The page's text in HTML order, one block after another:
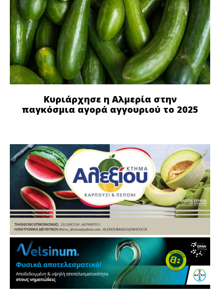
Κυριάρχησε η Αλμερία στην
παγκόσμια αγορά αγγουριού το 2025